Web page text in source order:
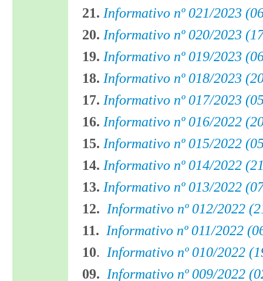
21. Informativo nº 021/2023
20. Informativo nº 020/2023
19. Informativo nº 019/2023
18. Informativo nº 018/2023
17. Informativo nº 017/2023
16. Informativo nº 016/2022
15. Informativo nº 015/2022
14. Informativo nº 014/2022
13. Informativo nº 013/2022
12. Informativo nº 012/2022
11. Informativo nº 011/2022
10. Informativo nº 010/2022
09. Informativo nº 009/2022